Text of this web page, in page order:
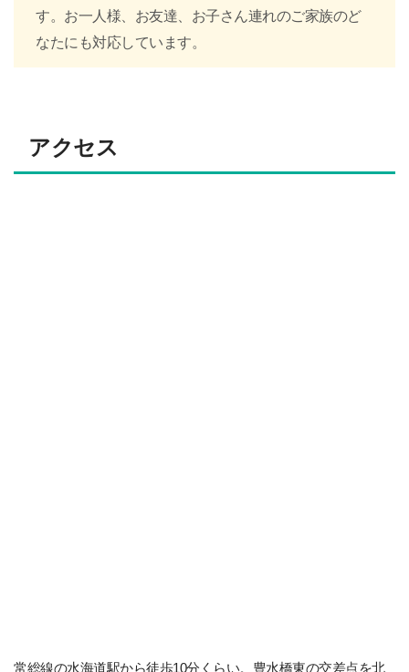
す。お一人様、お友達、お子さん連れのご家族のど
なたにも対応しています。
アクセス
常総線の水海道駅から徒歩10分くらい。豊水橋東の交差点を北